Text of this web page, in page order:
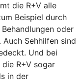
die R+V alle
Beispiel durch
oder
Sehhilfen sind
Und bei
R+V sogar
in der